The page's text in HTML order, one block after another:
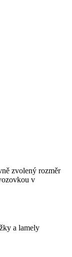
zvolený rozměr
v
a lamely